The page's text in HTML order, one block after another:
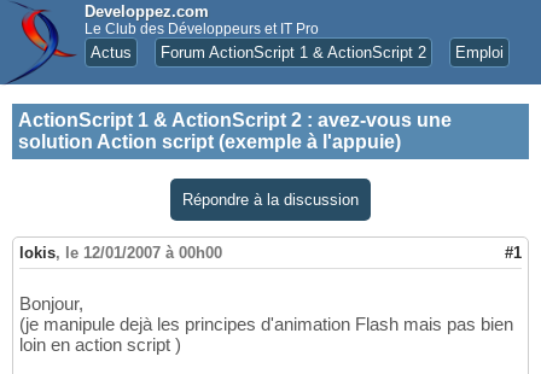
Developpez.com
Le Club des Développeurs et IT Pro
Actus Forum ActionScript 1 & ActionScript 2 Emploi
ActionScript 1 & ActionScript 2 : avez-vous une
solution Action script (exemple à l'appuie)
Répondre à la discussion
lokis, le 12/01/2007 à 00h00 #1
Bonjour,
(je manipule dejà les principes d'animation Flash mais pas bien
loin en action script )